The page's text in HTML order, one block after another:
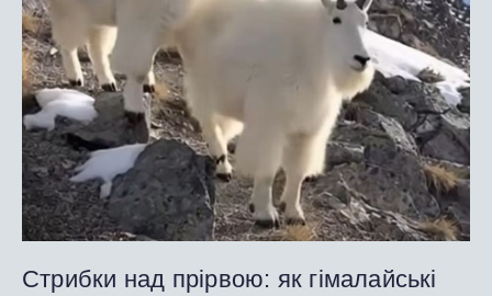
Стрибки над прірвою: як гімалайські